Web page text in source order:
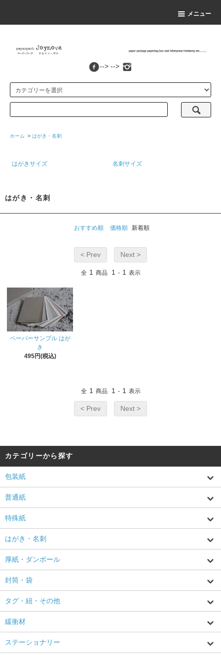
メニュー
--> -->
ホーム > はがき・名刺
はがきサイズ 名刺サイズ
はがき・名刺
おすすめ順 価格順 新着順
< Prev Next >
全 1 商品 1 - 1 表示
ペーパーサンプル はが
き
495円(税込)
全 1 商品 1 - 1 表示
< Prev Next >
カテゴリーから探す
包装紙
普通紙
特殊紙
はがき・名刺
厚紙・ダンボール
封筒・袋
タグ・紐・その他
緩衝材
ステーショナリー